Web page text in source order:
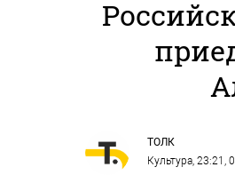
ТОЛК
Культура, 23:21,